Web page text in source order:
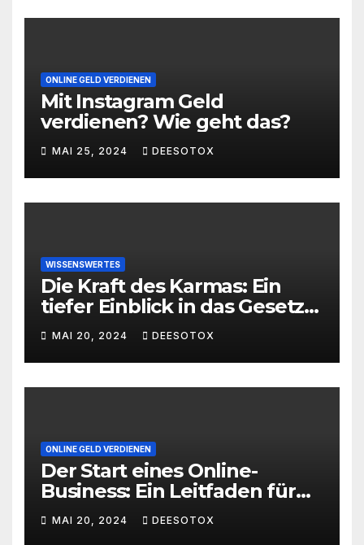
ONLINE GELD VERDIENEN
Mit Instagram Geld
verdienen? Wie geht das?
MAI 25, 2024 DEESOTOX
WISSENSWERTES
Die Kraft des Karmas: Ein
tiefer Einblick in das Gesetz
von Ursache und Wirkung
MAI 20, 2024 DEESOTOX
ONLINE GELD VERDIENEN
Der Start eines Online-
Business: Ein Leitfaden für
den erfolgreichen Einstieg
MAI 20, 2024 DEESOTOX